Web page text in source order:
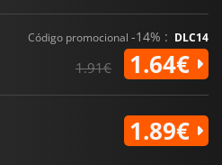
Código promocional -14% : DLC14
1.91€ 1.64€
1.89€